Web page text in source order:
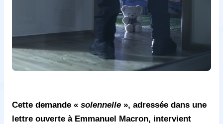
Cette demande « solennelle », adressée dans une
lettre ouverte à Emmanuel Macron, intervient